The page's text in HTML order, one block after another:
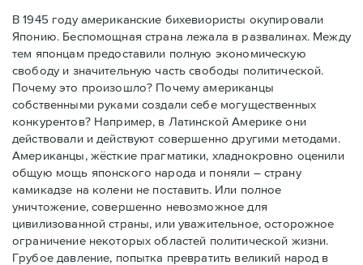
В 1945 году американские бихевиористы окупировали
Японию. Беспомощная страна лежала в развалинах. Между
тем японцам предоставили полную экономическую
свободу и значительную часть свободы политической.
Почему это произошло? Почему американцы
собственными руками создали себе могущественных
конкурентов? Например, в Латинской Америке они
действовали и действуют совершенно другими методами.
Американцы, жёсткие прагматики, хладнокровно оценили
общую мощь японского народа и поняли – страну
камикадзе на колени не поставить. Или полное
уничтожение, совершенно невозможное для
цивилизованной страны, или уважительное, осторожное
ограничение некоторых областей политической жизни.
Грубое давление, попытка превратить великий народ в